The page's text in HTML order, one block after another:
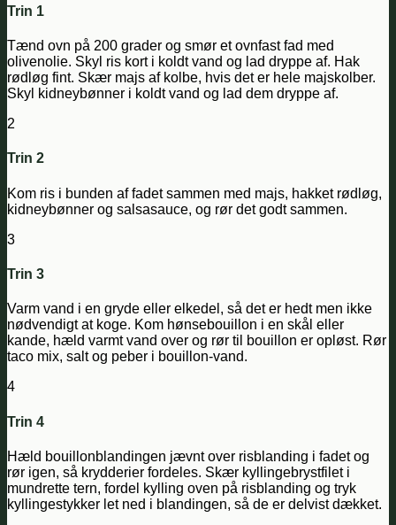
Trin 1
Tænd ovn på 200 grader og smør et ovnfast fad med
olivenolie. Skyl ris kort i koldt vand og lad dryppe af. Hak
rødløg fint. Skær majs af kolbe, hvis det er hele majskolber.
Skyl kidneybønner i koldt vand og lad dem dryppe af.
2
Trin 2
Kom ris i bunden af fadet sammen med majs, hakket rødløg,
kidneybønner og salsasauce, og rør det godt sammen.
3
Trin 3
Varm vand i en gryde eller elkedel, så det er hedt men ikke
nødvendigt at koge. Kom hønsebouillon i en skål eller
kande, hæld varmt vand over og rør til bouillon er opløst. Rør
taco mix, salt og peber i bouillon-vand.
4
Trin 4
Hæld bouillonblandingen jævnt over risblanding i fadet og
rør igen, så krydderier fordeles. Skær kyllingebrystfilet i
mundrette tern, fordel kylling oven på risblanding og tryk
kyllingestykker let ned i blandingen, så de er delvist dækket.